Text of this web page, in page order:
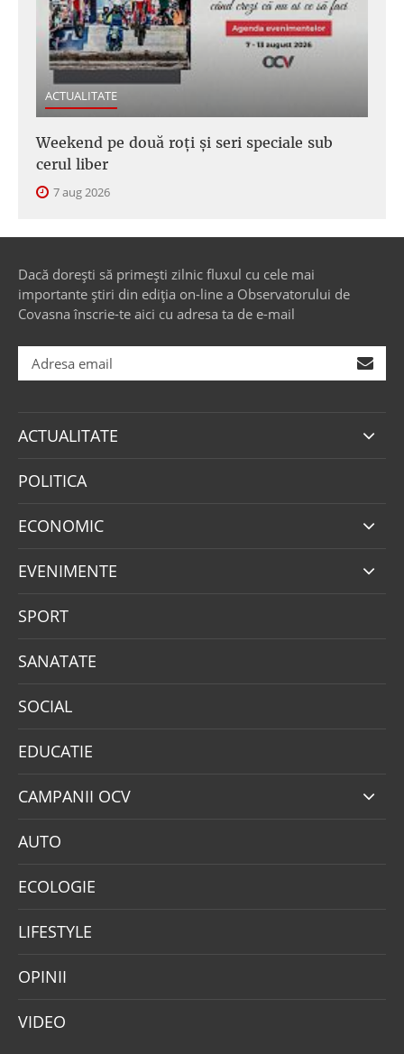
ACTUALITATE
Weekend pe două roți și seri speciale sub
cerul liber
7 aug 2026
Dacă dorești să primești zilnic fluxul cu cele mai
importante știri din ediția on-line a Observatorului de
Covasna înscrie-te aici cu adresa ta de e-mail
ACTUALITATE
POLITICA
ECONOMIC
EVENIMENTE
SPORT
SANATATE
SOCIAL
EDUCATIE
CAMPANII OCV
AUTO
ECOLOGIE
LIFESTYLE
OPINII
VIDEO